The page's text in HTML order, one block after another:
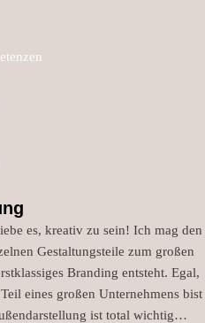
es, kreativ zu sein! Ich mag den
Gestaltungsteile zum großen
Branding entsteht. Egal,
eines großen Unternehmens bist
ist total wichtig…